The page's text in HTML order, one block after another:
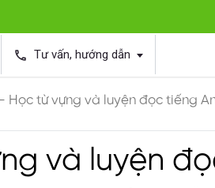
phone Tư vấn, hướng dẫn
Học từ vựng và luyện đọc tiếng
và luyện